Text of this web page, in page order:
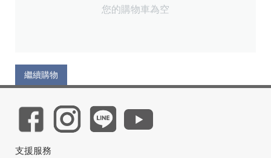
您的購物車為空
繼續購物
支援服務
追蹤我的訂單
會員資料管理